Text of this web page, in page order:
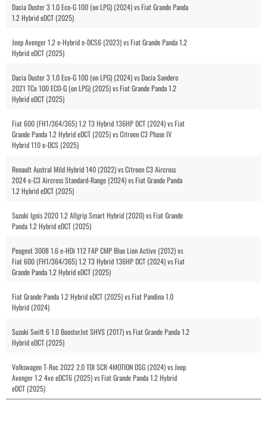
Dacia Duster 3 1.0 Eco-G 100 (on LPG) (2024) vs Fiat Grande Panda
1.2 Hybrid eDCT (2025)
Jeep Avenger 1.2 e-Hybrid e-DCS6 (2023) vs Fiat Grande Panda 1.2
Hybrid eDCT (2025)
Dacia Duster 3 1.0 Eco-G 100 (on LPG) (2024) vs Dacia Sandero
2021 TCe 100 ECO-G (on LPG) (2025) vs Fiat Grande Panda 1.2
Hybrid eDCT (2025)
Fiat 600 (FH1/364/365) 1.2 T3 Hybrid 136HP DCT (2024) vs Fiat
Grande Panda 1.2 Hybrid eDCT (2025) vs Citroen C3 Phase IV
Hybrid 110 e-DCS (2025)
Renault Austral Mild Hybrid 140 (2022) vs Citroen C3 Aircross
2024 e-C3 Aircross Standard-Range (2024) vs Fiat Grande Panda
1.2 Hybrid eDCT (2025)
Suzuki Ignis 2020 1.2 Allgrip Smart Hybrid (2020) vs Fiat Grande
Panda 1.2 Hybrid eDCT (2025)
Peugeot 3008 1.6 e-HDi 112 FAP CMP Blue Lion Active (2012) vs
Fiat 600 (FH1/364/365) 1.2 T3 Hybrid 136HP DCT (2024) vs Fiat
Grande Panda 1.2 Hybrid eDCT (2025)
Fiat Grande Panda 1.2 Hybrid eDCT (2025) vs Fiat Pandina 1.0
Hybrid (2024)
Suzuki Swift 6 1.0 BoosterJet SHVS (2017) vs Fiat Grande Panda 1.2
Hybrid eDCT (2025)
Volkswagen T-Roc 2022 2.0 TDI SCR 4MOTION DSG (2024) vs Jeep
Avenger 1.2 4xe eDCT6 (2025) vs Fiat Grande Panda 1.2 Hybrid
eDCT (2025)